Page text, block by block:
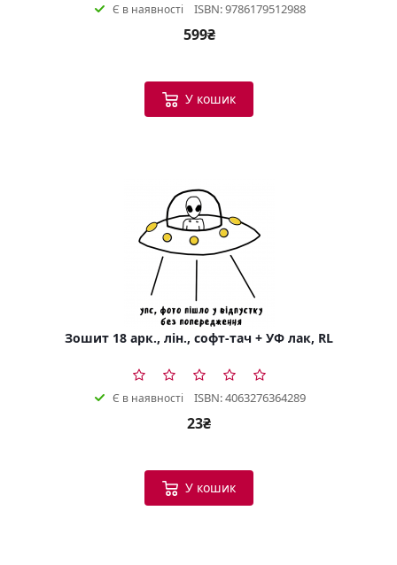
Є в наявності ISBN: 9786179512988
599₴
У кошик
Зошит 18 арк., лін., софт-тач + УФ лак, RL
Є в наявності ISBN: 4063276364289
23₴
У кошик